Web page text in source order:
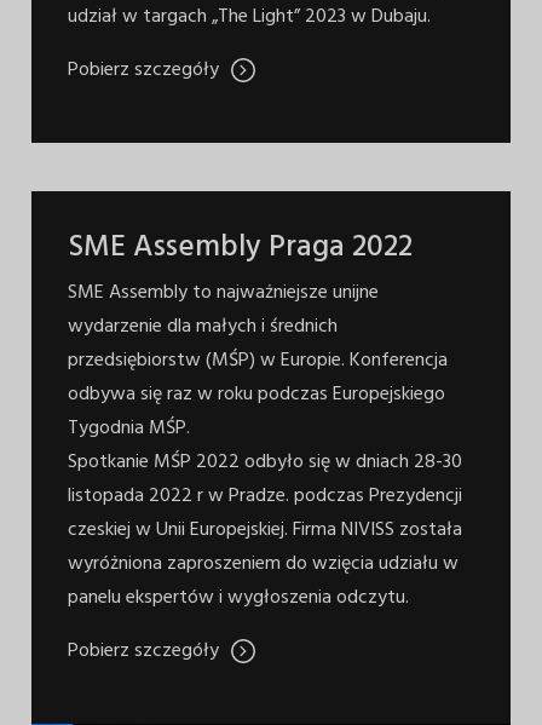
udział w targach „The Light” 2023 w Dubaju.
Pobierz szczegóły
SME Assembly Praga 2022
SME Assembly to najważniejsze unijne
wydarzenie dla małych i średnich
przedsiębiorstw (MŚP) w Europie. Konferencja
odbywa się raz w roku podczas Europejskiego
Tygodnia MŚP.
Spotkanie MŚP 2022 odbyło się w dniach 28-30
listopada 2022 r w Pradze. podczas Prezydencji
czeskiej w Unii Europejskiej. Firma NIVISS została
wyróżniona zaproszeniem do wzięcia udziału w
panelu ekspertów i wygłoszenia odczytu.
Pobierz szczegóły